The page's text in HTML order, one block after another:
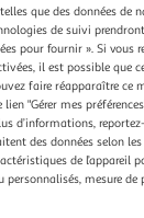
que des données de
de suivi
pour fournir ». Si vous
il est possible que
faire réapparaître ce
"Gérer mes
d’informations,
des données selon
de l’appareil
mesure de